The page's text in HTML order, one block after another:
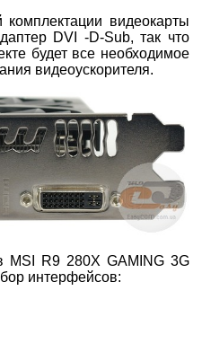
видеокарты
DVI -D-Sub, так что
будет все необходимое
видеоускорителя.
MSI R9 280X GAMING 3G
интерфейсов: